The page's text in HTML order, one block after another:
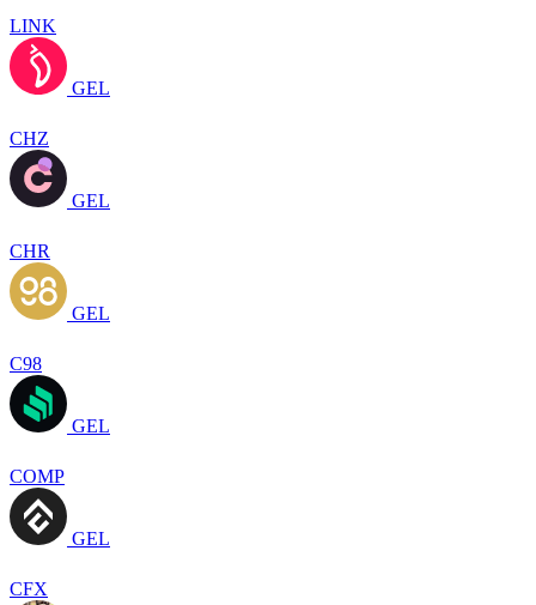
LINK
GEL
CHZ
GEL
CHR
GEL
C98
GEL
COMP
GEL
CFX